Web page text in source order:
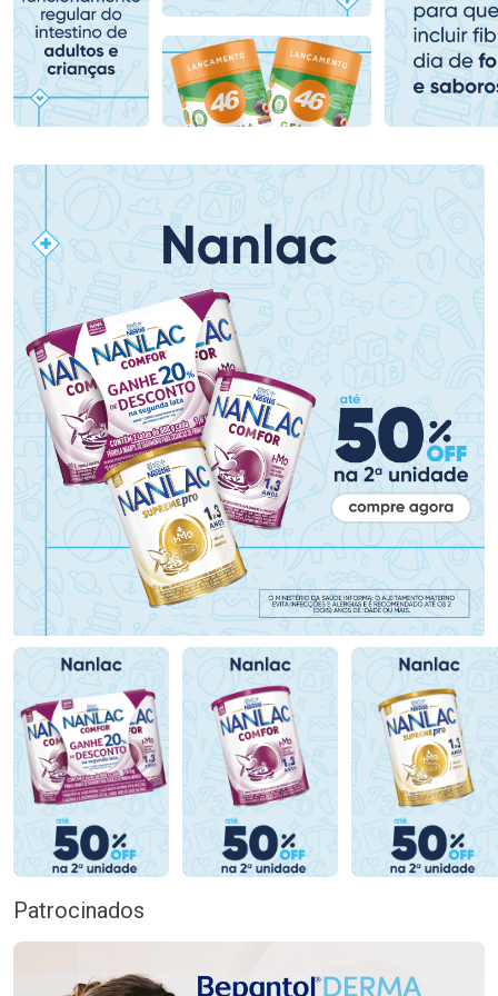
Comprar sem Desconto
Por R$ 99,90/cada
Comprar sem Desconto
Por R$ 99,90/cada
Comprar sem Desconto
Por R$ 64,90/cada
Comprar sem Desconto
Por R$ 64,90/cada
Patrocinados